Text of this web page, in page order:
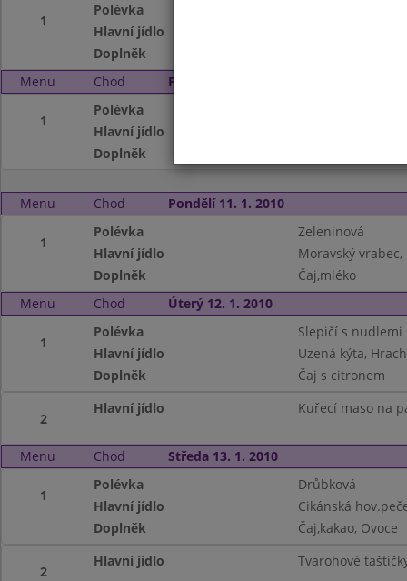
1
Polévka
Hlavní jídlo
Doplněk
Menu
Chod Pátek 8. 1. 2010
1
Polévka
Hlavní jídlo
Doplněk
Menu Chod Pondělí 11. 1. 2010
1
Polévka
Zeleninová
Hlavní jídlo
Moravský
Doplněk
Čaj,mléko
Menu
Chod Úterý 12. 1. 2010
1
Polévka
Slepičí s nudlemi
Hlavní jídlo
Uzená kýta,
Doplněk
Čaj s citronem
2
Hlavní jídlo Kuřecí maso na
Menu Chod Středa 13. 1. 2010
1
Polévka
Drůbková
Hlavní jídlo
Cikánská
Doplněk
Čaj,kakao, Ovoce
2
Hlavní jídlo Tvarohové